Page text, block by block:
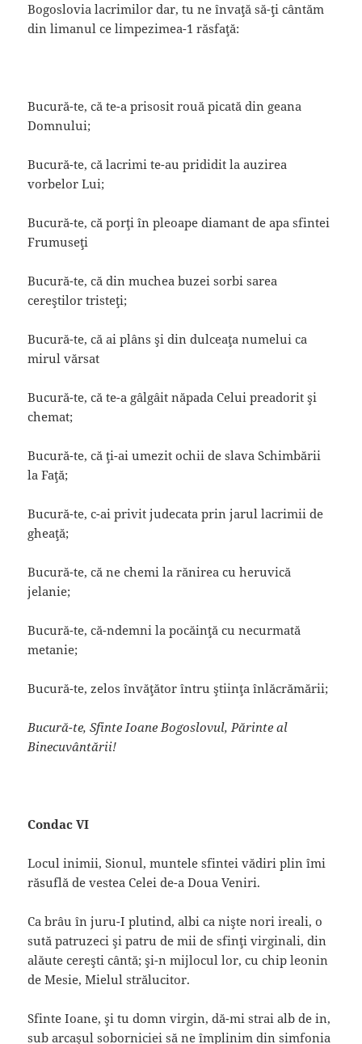
Bogoslovia lacrimilor dar, tu ne învaţă să-ţi cântăm
din limanul ce limpezimea-1 răsfaţă:
Bucură-te, că te-a prisosit rouă picată din geana
Domnului;
Bucură-te, că lacrimi te-au prididit la auzirea
vorbelor Lui;
Bucură-te, că porţi în pleoape diamant de apa sfintei
Frumuseţi
Bucură-te, că din muchea buzei sorbi sarea
cereştilor tristeţi;
Bucură-te, că ai plâns şi din dulceaţa numelui ca
mirul vărsat
Bucură-te, că te-a gâlgâit năpada Celui preadorit şi
chemat;
Bucură-te, că ţi-ai umezit ochii de slava Schimbării
la Faţă;
Bucură-te, c-ai privit judecata prin jarul lacrimii de
gheaţă;
Bucură-te, că ne chemi la rănirea cu heruvică
jelanie;
Bucură-te, că-ndemni la pocăinţă cu necurmată
metanie;
Bucură-te, zelos învăţător întru ştiinţa înlăcrămării;
Bucură-te, Sfinte Ioane Bogoslovul, Părinte al
Binecuvântării!
Condac VI
Locul inimii, Sionul, muntele sfintei vădiri plin îmi
răsuflă de vestea Celei de-a Doua Veniri.
Ca brâu în juru-I plutind, albi ca nişte nori ireali, o
sută patruzeci şi patru de mii de sfinţi virginali, din
alăute cereşti cântă; şi-n mijlocul lor, cu chip leonin
de Mesie, Mielul strălucitor.
Sfinte Ioane, şi tu domn virgin, dă-mi strai alb de in,
sub arcaşul soborniciei să ne împlinim din simfonia